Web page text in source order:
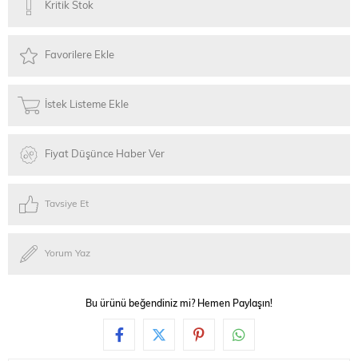
Kritik Stok
Favorilere Ekle
İstek Listeme Ekle
Fiyat Düşünce Haber Ver
Tavsiye Et
Yorum Yaz
Bu ürünü beğendiniz mi? Hemen Paylaşın!